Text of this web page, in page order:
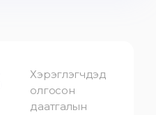
Хэрэглэгчдэд
олгосон
даатгалын